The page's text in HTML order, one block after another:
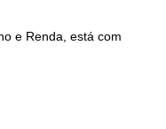
e Renda, está com